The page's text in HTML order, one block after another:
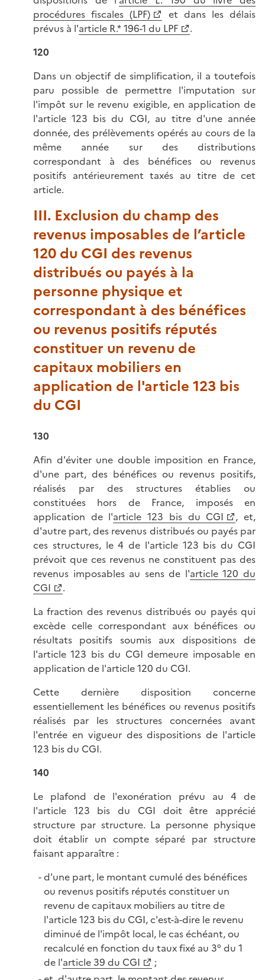
procédures fiscales (LPF)
et dans les délais
prévus à l'article R.* 196-1 du LPF
.
120
Dans un objectif de simplification, il a toutefois
paru possible de permettre l'imputation sur
l'impôt sur le revenu exigible, en application de
l'article 123 bis du CGI, au titre d'une année
donnée, des prélèvements opérés au cours de la
même année sur des distributions
correspondant à des bénéfices ou revenus
positifs antérieurement taxés au titre de cet
article.
III. Exclusion du champ des
revenus imposables de l’article
120 du CGI des revenus
distribués ou payés à la
personne physique et
correspondant à des bénéfices
ou revenus positifs réputés
constituer un revenu de
capitaux mobiliers en
application de l'article 123 bis
du CGI
130
Afin d'éviter une double imposition en France,
d'une part, des bénéfices ou revenus positifs,
réalisés par des structures établies ou
constituées hors de France, imposés en
application de l'article 123 bis du CGI
, et,
d'autre part, des revenus distribués ou payés par
ces structures, le 4 de l'article 123 bis du CGI
prévoit que ces revenus ne constituent pas des
revenus imposables au sens de l'article 120 du
CGI
.
La fraction des revenus distribués ou payés qui
excède celle correspondant aux bénéfices ou
résultats positifs soumis aux dispositions de
l'article 123 bis du CGI demeure imposable en
application de l'article 120 du CGI.
Cette dernière disposition concerne
essentiellement les bénéfices ou revenus positifs
réalisés par les structures concernées avant
l'entrée en vigueur des dispositions de l'article
123 bis du CGI.
140
Le plafond de l'exonération prévu au 4 de
l'article 123 bis du CGI doit être apprécié
structure par structure. La personne physique
doit établir un compte séparé par structure
faisant apparaître :
d'une part, le montant cumulé des bénéfices
ou revenus positifs réputés constituer un
revenu de capitaux mobiliers au titre de
l'article 123 bis du CGI, c'est-à-dire le revenu
diminué de l'impôt local, le cas échéant, ou
recalculé en fonction du taux fixé au 3° du 1
de l'article 39 du CGI
;